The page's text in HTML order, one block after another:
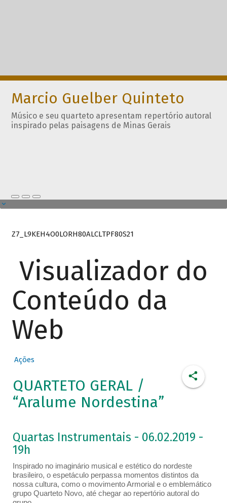
Marcio Guelber Quinteto
Músico e seu quarteto apresentam repertório autoral
inspirado pelas paisagens de Minas Gerais
Z7_L9KEH4O0LORH80ALCLTPF80S21
Visualizador do
Conteúdo da
Web
Ações
QUARTETO GERAL /
“Aralume Nordestina”
Quartas Instrumentais - 06.02.2019 -
19h
Inspirado no imaginário musical e estético do nordeste
brasileiro, o espetáculo perpassa momentos distintos da
nossa cultura, como o movimento Armorial e o emblemático
grupo Quarteto Novo, até chegar ao repertório autoral do